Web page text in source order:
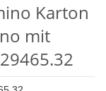
Karton
mit